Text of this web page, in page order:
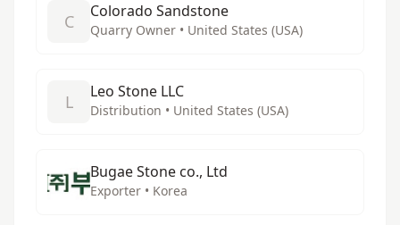
C Colorado Sandstone
Quarry Owner • United States (USA)
L Leo Stone LLC
Distribution • United States (USA)
Bugae Stone co., Ltd
Exporter • Korea